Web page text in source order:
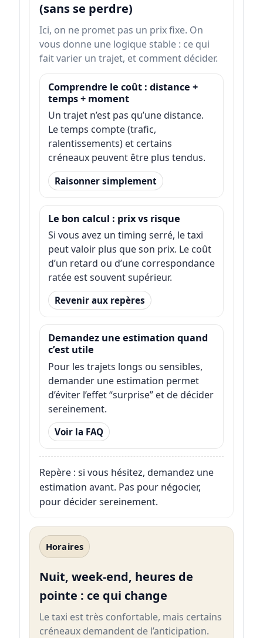
(sans se perdre)
Ici, on ne promet pas un prix fixe. On
vous donne une logique stable : ce qui
fait varier un trajet, et comment décider.
Comprendre le coût : distance +
temps + moment
Un trajet n’est pas qu’une distance.
Le temps compte (trafic,
ralentissements) et certains
créneaux peuvent être plus tendus.
Raisonner simplement
Le bon calcul : prix vs risque
Si vous avez un timing serré, le taxi
peut valoir plus que son prix. Le coût
d’un retard ou d’une correspondance
ratée est souvent supérieur.
Revenir aux repères
Demandez une estimation quand
c’est utile
Pour les trajets longs ou sensibles,
demander une estimation permet
d’éviter l’effet “surprise” et de décider
sereinement.
Voir la FAQ
Repère : si vous hésitez, demandez une
estimation avant. Pas pour négocier,
pour décider sereinement.
Horaires
Nuit, week-end, heures de
pointe : ce qui change
Le taxi est très confortable, mais certains
créneaux demandent de l’anticipation.